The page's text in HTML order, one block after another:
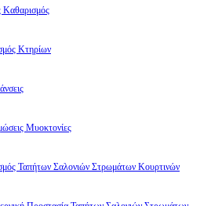
Καθαρισμός
Κτηρίων
Μυοκτονίες
Ταπήτων Σαλονιών Στρωμάτων Κουρτινών